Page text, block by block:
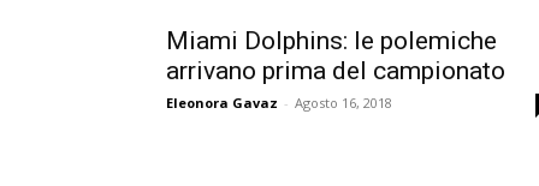
Miami Dolphins: le polemiche
arrivano prima del campionato
Eleonora Gavaz - Agosto 16, 2018